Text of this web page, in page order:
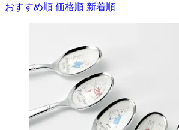
おすすめ順 価格順 新着順